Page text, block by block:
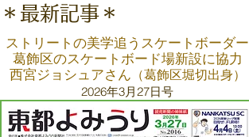
＊最新記事＊
ストリートの美学追うスケートボーダー
葛飾区のスケートボード場新設に協力
西宮ジョシュアさん （葛飾区堀切出身）
2026年3月27日号